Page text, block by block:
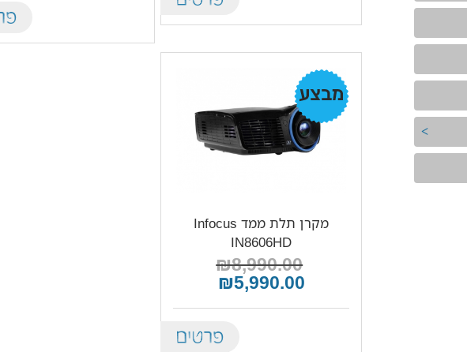
מקרן תלת ממד Infocus
IN8606HD
₪8,990.00
₪5,990.00
Details